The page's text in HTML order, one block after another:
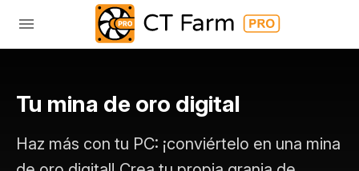
Tu mina de oro digital
Haz más con tu PC: ¡conviértelo en una mina